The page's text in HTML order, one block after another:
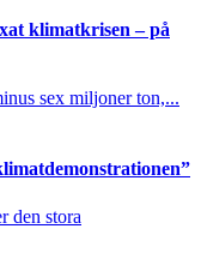
klimatkrisen – på
sex miljoner ton,...
den stora